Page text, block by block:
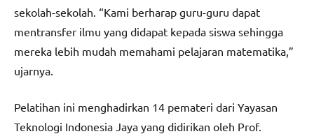
sekolah-sekolah. “Kami berharap guru-guru dapat
mentransfer ilmu yang didapat kepada siswa sehingga
mereka lebih mudah memahami pelajaran matematika,”
ujarnya.
Pelatihan ini menghadirkan 14 pemateri dari Yayasan
Teknologi Indonesia Jaya yang didirikan oleh Prof.